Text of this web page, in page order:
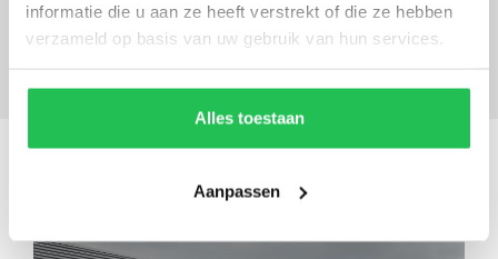
informatie die u aan ze heeft verstrekt of die ze hebben
verzameld op basis van uw gebruik van hun services.
Alles toestaan
Aanpassen
Vermogen 600 PK
Vermogen elektrisch 11 PK